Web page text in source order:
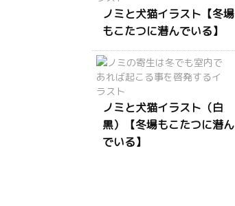
ノミと犬猫イラスト【冬場
もこたつに潜んでいる】
ノミと犬猫イラスト（白
黒）【冬場もこたつに潜ん
でいる】